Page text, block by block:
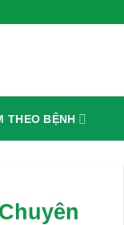
THEO BỆNH